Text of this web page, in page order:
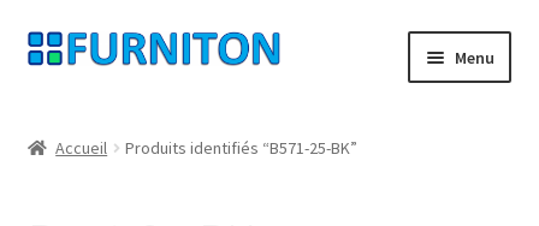
Aller
à
navigation
Aller
au
Menu
Accueil Produits identifiés “B571-25-BK”